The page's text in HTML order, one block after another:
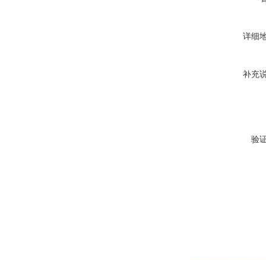
详细
补充
验